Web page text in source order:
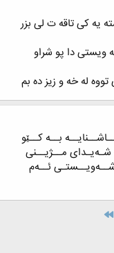
یه کی تاقه ت لی بزر
ویستی دا پو شراو
له خه و زیز ده بم
بــه‌ کــێو
شـه‌یـدای مــژیــنی
ئــه‌م